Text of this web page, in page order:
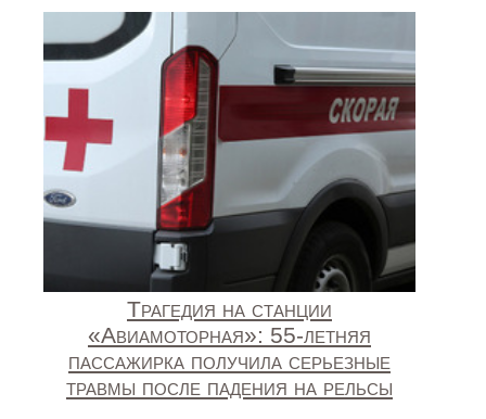
Трагедия на станции
«Авиамоторная»: 55‑летняя
пассажирка получила серьезные
травмы после падения на рельсы